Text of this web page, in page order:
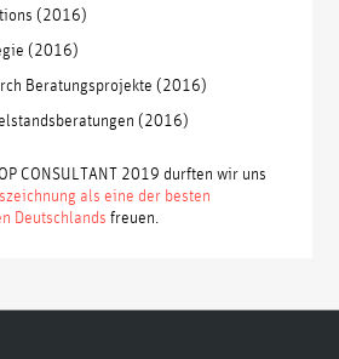
(2016)
(2016)
Beratungsprojekte (2016)
(2016)
CONSULTANT 2019 durften wir uns
als eine der besten
Deutschlands freuen.